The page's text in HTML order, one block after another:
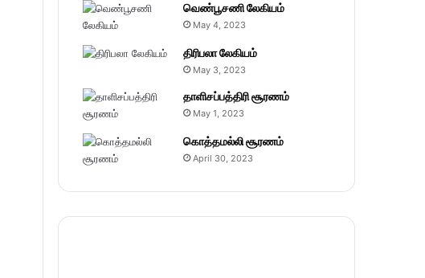
வெண்பூசணி லேகியம்
May 4, 2023
திரிபலா லேகியம்
May 3, 2023
தாளிசப்பத்திரி சூரணம்
May 1, 2023
கொத்தமல்லி சூரணம்
April 30, 2023